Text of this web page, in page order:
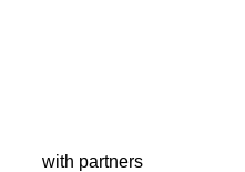
with partners